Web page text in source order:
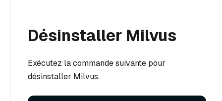
Désinstaller Milvus
Exécutez la commande suivante pour
désinstaller Milvus.